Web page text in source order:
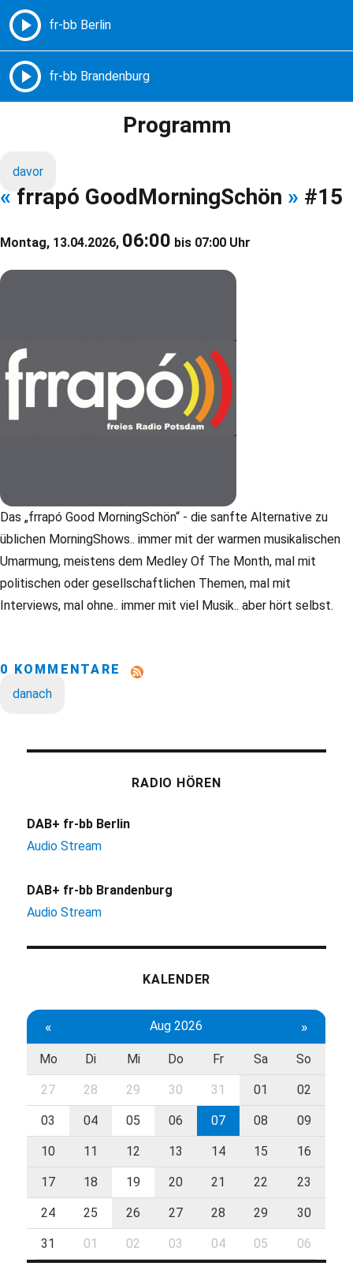
Freie Radios – Berlin Brandenburg
Programm
davor
« frrapó GoodMorningSchön » #15
Montag, 13.04.2026, 06:00 bis 07:00 Uhr
Das „frrapó Good MorningSchön“ - die sanfte Alternative zu
üblichen MorningShows.. immer mit der warmen musikalischen
Umarmung, meistens dem Medley Of The Month, mal mit
politischen oder gesellschaftlichen Themen, mal mit
Interviews, mal ohne.. immer mit viel Musik.. aber hört selbst.
0 KOMMENTARE
danach
RADIO HÖREN
DAB+ fr-bb Berlin
Audio Stream
DAB+ fr-bb Brandenburg
Audio Stream
KALENDER
« Aug 2026 »
Mo Di Mi Do Fr Sa So
27 28 29 30 31 01 02
03 04 05 06 07 08 09
10 11 12 13 14 15 16
17 18 19 20 21 22 23
24 25 26 27 28 29 30
31 01 02 03 04 05 06